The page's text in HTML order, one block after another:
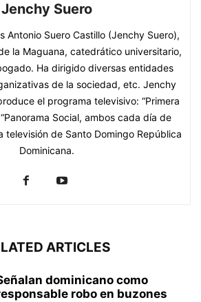
Jenchy Suero
Antonio Suero Castillo (Jenchy Suero),
la Maguana, catedrático universitario,
Ha dirigido diversas entidades
de la sociedad, etc. Jenchy
el programa televisivo: “Primera
Social, ambos cada día de
televisión de Santo Domingo República
Dominicana.
ARTICLES
dominicano como
robo en buzones